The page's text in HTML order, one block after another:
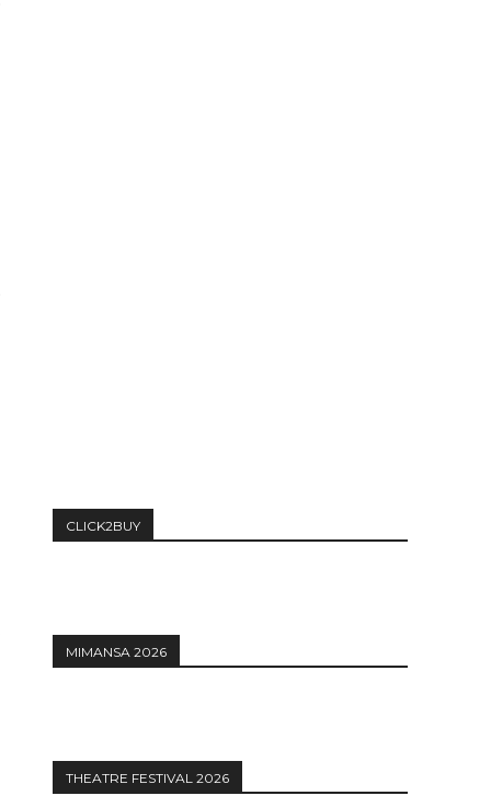
CLICK2BUY
MIMANSA 2026
THEATRE FESTIVAL 2026